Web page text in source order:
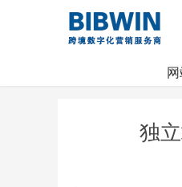
独